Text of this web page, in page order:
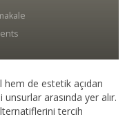
de estetik açıdan
arasında yer alır.
tercih